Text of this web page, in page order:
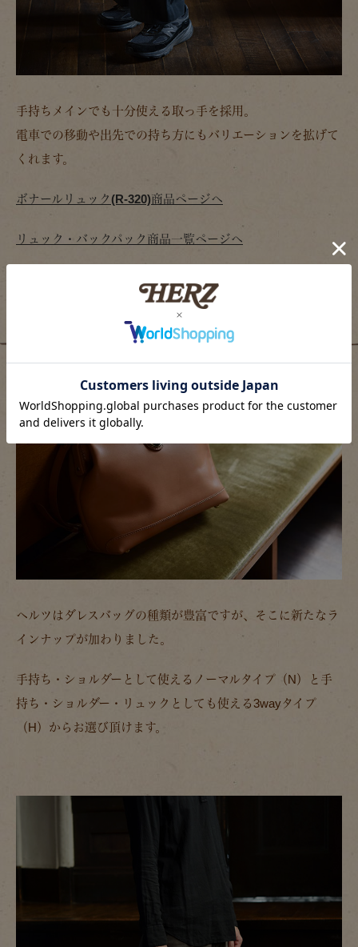
手持ちメインでも十分使える取っ手を採用。
電車での移動や出先での持ち方にもバリエーションを拡げて
くれます。
ボナールリュック(R-320)商品ページへ
リュック・バックパック商品一覧ページへ
ボナールダレスバッグ(BJ-320)
ヘルツはダレスバッグの種類が豊富ですが、そこに新たなラ
インナップが加わりました。
手持ち・ショルダーとして使えるノーマルタイプ（N）と手
持ち・ショルダー・リュックとしても使える3wayタイプ
（H）からお選び頂けます。